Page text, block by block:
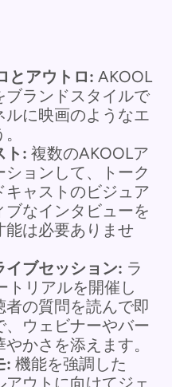
とアウトロ: AKOOL
ブランドスタイルで
に映画のようなエ
ト: 複数のAKOOLア
ョンして、トーク
キャストのビジュア
なインタビューを
は必要ありませ
イブセッション: ラ
トリアルを開催し
の質問を読んで即
ウェビナーやバー
かさを添えます。
: 機能を強調した
ウトに向けてジェ